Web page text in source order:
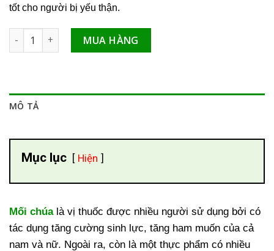
tốt cho người bị yếu thận.
Mối chúa giúp tăng cường sinh lý cho nam giới số lượng
MUA HÀNG
MÔ TẢ
Mục lục Hiện
Mối chúa là vị thuốc được nhiều người sử dụng bởi có
tác dụng tăng cường sinh lực, tăng ham muốn của cả
nam và nữ. Ngoài ra, còn là một thực phẩm có nhiều